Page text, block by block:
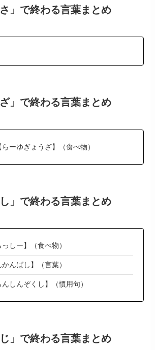
」で終わる言葉まとめ
」で終わる言葉まとめ
ーゆぎょうざ】（食べ物）
」で終わる言葉まとめ
しー】（食べ物）
んばし】（言葉）
しんぞくし】（慣用句）
」で終わる言葉まとめ